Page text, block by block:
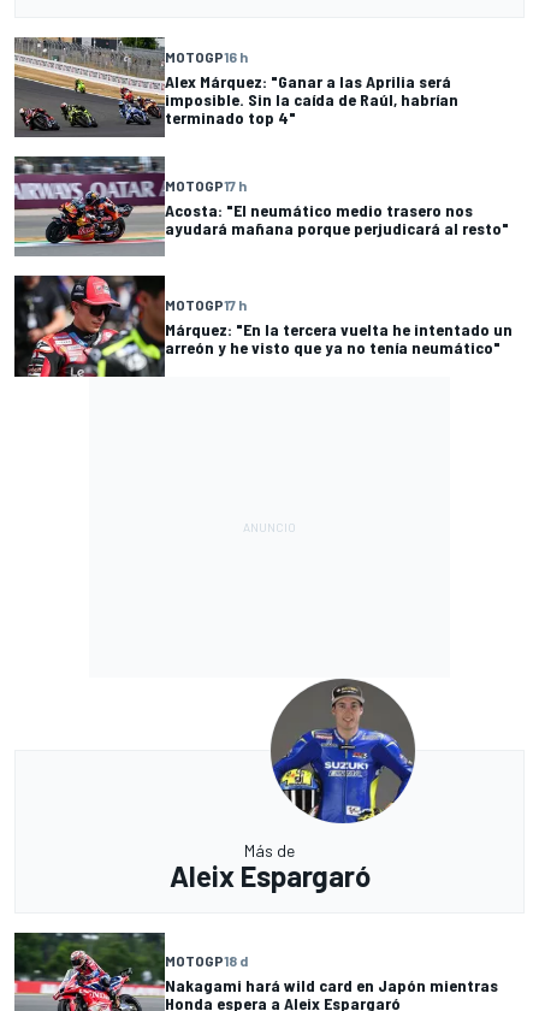
MOTOGP16 h
Alex Márquez: "Ganar a las Aprilia será
imposible. Sin la caída de Raúl, habrían
terminado top 4"
MOTOGP17 h
Acosta: "El neumático medio trasero nos
ayudará mañana porque perjudicará al resto"
MOTOGP17 h
Márquez: "En la tercera vuelta he intentado un
arreón y he visto que ya no tenía neumático"
Más de
Aleix Espargaró
MOTOGP18 d
Nakagami hará wild card en Japón mientras
Honda espera a Aleix Espargaró